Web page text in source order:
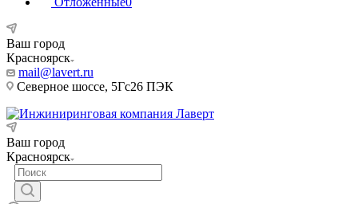
Ваш город
Красноярск
mail@lavert.ru
Северное шоссе, 5Гс26 ПЭК
Ваш город
Красноярск